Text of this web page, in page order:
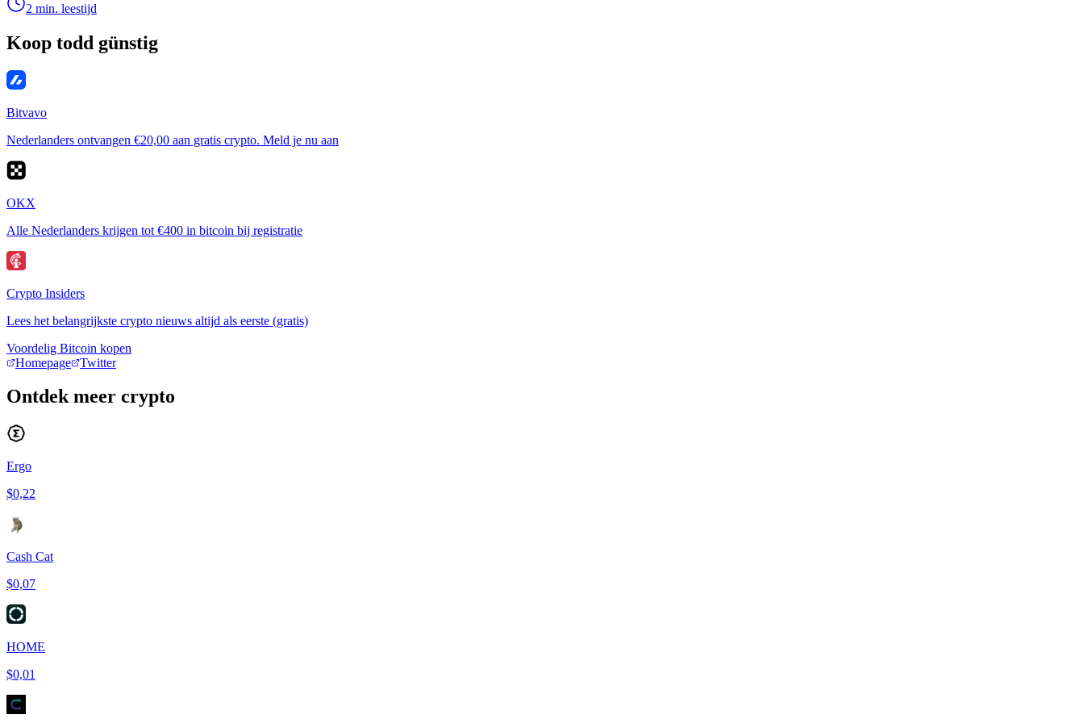
2 min. leestijd
Koop todd günstig
Bitvavo
Nederlanders ontvangen €20,00 aan gratis crypto. Meld je nu aan
OKX
Alle Nederlanders krijgen tot €400 in bitcoin bij registratie
Crypto Insiders
Lees het belangrijkste crypto nieuws altijd als eerste (gratis)
Voordelig Bitcoin kopen
Homepage
Twitter
Ontdek meer crypto
Ergo
$0,22
Cash Cat
$0,07
HOME
$0,01